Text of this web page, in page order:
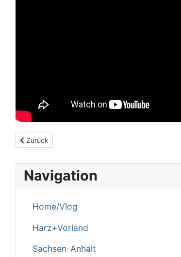
Navigation
Home/Vlog
Harz+Vorland
Sachsen-Anhalt
Vorheriger Beitrag: Braunlage/ Harz
Zurück